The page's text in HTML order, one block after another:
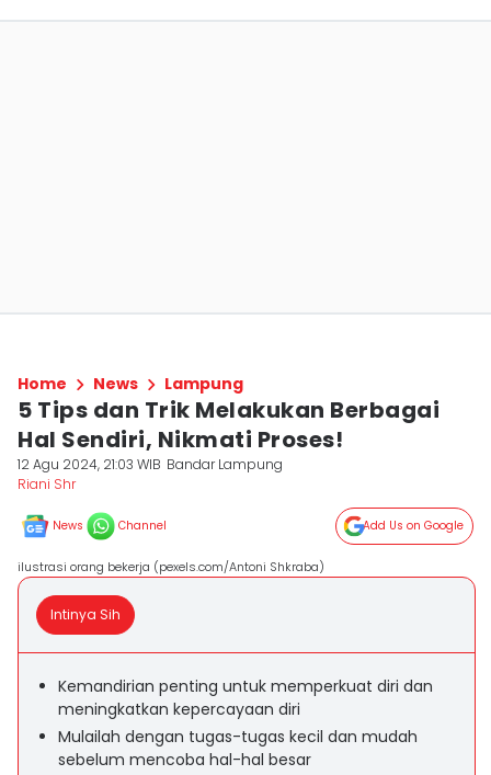
Home News Lampung
5 Tips dan Trik Melakukan Berbagai
Hal Sendiri, Nikmati Proses!
12 Agu 2024, 21:03 WIB Bandar Lampung
Riani Shr
News Channel Add Us on Google
ilustrasi orang bekerja (pexels.com/Antoni Shkraba)
Intinya Sih
Kemandirian penting untuk memperkuat diri dan
meningkatkan kepercayaan diri
Mulailah dengan tugas-tugas kecil dan mudah
sebelum mencoba hal-hal besar